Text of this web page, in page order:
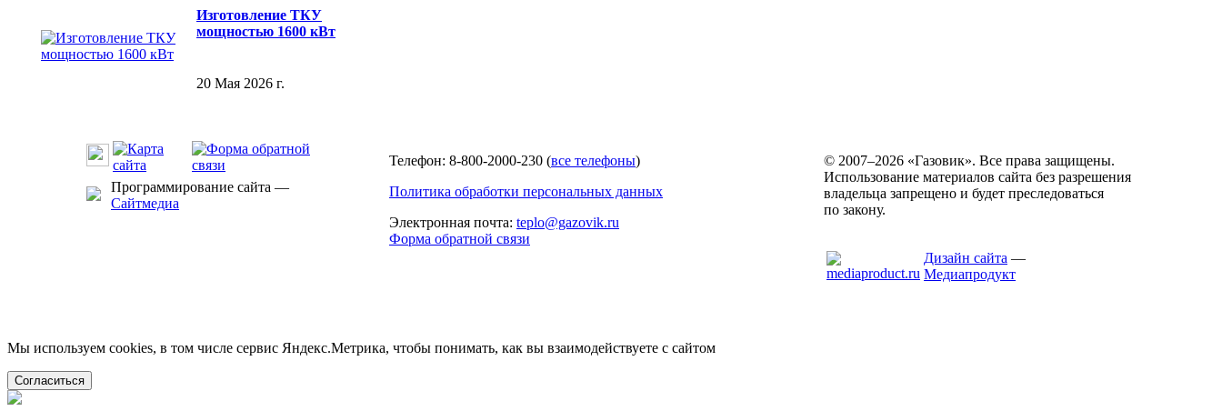
Изготовление ТКУ
мощностью 1600 кВт
20 Мая 2026 г.
Программирование сайта —
Сайтмедиа
Телефон: 8-800-2000-230 (все телефоны)
Политика обработки персональных данных
Электронная почта: teplo@gazovik.ru
Форма обратной связи
© 2007–2026 «Газовик». Все права защищены.
Использование материалов сайта без разрешения
владельца запрещено и будет преследоваться
по закону.
Дизайн сайта —
Медиапродукт
Мы используем cookies, в том числе сервис Яндекс.Метрика, чтобы понимать, как вы взаимодействуете с сайтом
Согласиться